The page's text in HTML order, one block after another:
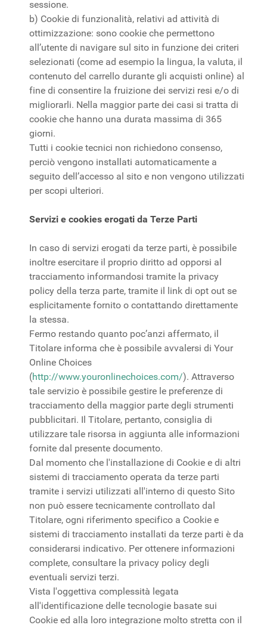
sessione.
b) Cookie di funzionalità, relativi ad attività di
ottimizzazione: sono cookie che permettono
all’utente di navigare sul sito in funzione dei criteri
selezionati (come ad esempio la lingua, la valuta, il
contenuto del carrello durante gli acquisti online) al
fine di consentire la fruizione dei servizi resi e/o di
migliorarli. Nella maggior parte dei casi si tratta di
cookie che hanno una durata massima di 365
giorni.
Tutti i cookie tecnici non richiedono consenso,
perciò vengono installati automaticamente a
seguito dell’accesso al sito e non vengono utilizzati
per scopi ulteriori.
Servizi e cookies erogati da Terze Parti
In caso di servizi erogati da terze parti, è possibile
inoltre esercitare il proprio diritto ad opporsi al
tracciamento informandosi tramite la privacy
policy della terza parte, tramite il link di opt out se
esplicitamente fornito o contattando direttamente
la stessa.
Fermo restando quanto poc’anzi affermato, il
Titolare informa che è possibile avvalersi di Your
Online Choices
(http://www.youronlinechoices.com/). Attraverso
tale servizio è possibile gestire le preferenze di
tracciamento della maggior parte degli strumenti
pubblicitari. Il Titolare, pertanto, consiglia di
utilizzare tale risorsa in aggiunta alle informazioni
fornite dal presente documento.
Dal momento che l'installazione di Cookie e di altri
sistemi di tracciamento operata da terze parti
tramite i servizi utilizzati all'interno di questo Sito
non può essere tecnicamente controllato dal
Titolare, ogni riferimento specifico a Cookie e
sistemi di tracciamento installati da terze parti è da
considerarsi indicativo. Per ottenere informazioni
complete, consultare la privacy policy degli
eventuali servizi terzi.
Vista l'oggettiva complessità legata
all'identificazione delle tecnologie basate sui
Cookie ed alla loro integrazione molto stretta con il